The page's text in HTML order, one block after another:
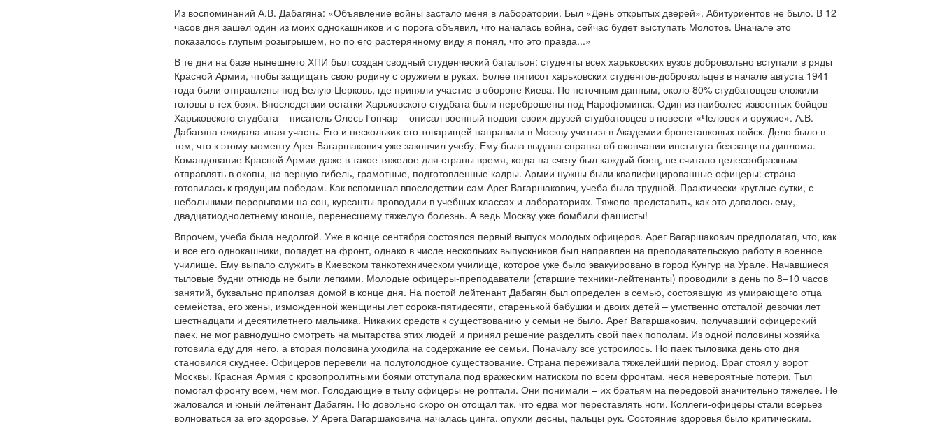
Из воспоминаний А.В. Дабагяна: «Объявление войны застало меня в лаборатории. Был «День открытых дверей». Абитуриентов не было. В 12
часов дня зашел один из моих однокашников и с порога объявил, что началась война, сейчас будет выступать Молотов. Вначале это
показалось глупым розыгрышем, но по его растерянному виду я понял, что это правда...»
В те дни на базе нынешнего ХПИ был создан сводный студенческий батальон: студенты всех харьковских вузов добровольно вступали в ряды
Красной Армии, чтобы защищать свою родину с оружием в руках. Более пятисот харьковских студентов-добровольцев в начале августа 1941
года были отправлены под Белую Церковь, где приняли участие в обороне Киева. По неточным данным, около 80% студбатовцев сложили
головы в тех боях. Впоследствии остатки Харьковского студбата были переброшены под Нарофоминск. Один из наиболее известных бойцов
Харьковского студбата – писатель Олесь Гончар – описал военный подвиг своих друзей-студбатовцев в повести «Человек и оружие». А.В.
Дабагяна ожидала иная участь. Его и нескольких его товарищей направили в Москву учиться в Академии бронетанковых войск. Дело было в
том, что к этому моменту Арег Вагаршакович уже закончил учебу. Ему была выдана справка об окончании института без защиты диплома.
Командование Красной Армии даже в такое тяжелое для страны время, когда на счету был каждый боец, не считало целесообразным
отправлять в окопы, на верную гибель, грамотные, подготовленные кадры. Армии нужны были квалифицированные офицеры: страна
готовилась к грядущим победам. Как вспоминал впоследствии сам Арег Вагаршакович, учеба была трудной. Практически круглые сутки, с
небольшими перерывами на сон, курсанты проводили в учебных классах и лабораториях. Тяжело представить, как это давалось ему,
двадцатиоднолетнему юноше, перенесшему тяжелую болезнь. А ведь Москву уже бомбили фашисты!
Впрочем, учеба была недолгой. Уже в конце сентября состоялся первый выпуск молодых офицеров. Арег Вагаршакович предполагал, что, как
и все его однокашники, попадет на фронт, однако в числе нескольких выпускников был направлен на преподавательскую работу в военное
училище. Ему выпало служить в Киевском танкотехническом училище, которое уже было эвакуировано в город Кунгур на Урале. Начавшиеся
тыловые будни отнюдь не были легкими. Молодые офицеры-преподаватели (старшие техники-лейтенанты) проводили в день по 8–10 часов
занятий, буквально приползая домой в конце дня. На постой лейтенант Дабагян был определен в семью, состоявшую из умирающего отца
семейства, его жены, изможденной женщины лет сорока-пятидесяти, старенькой бабушки и двоих детей – умственно отсталой девочки лет
шестнадцати и десятилетнего мальчика. Никаких средств к существованию у семьи не было. Арег Вагаршакович, получавший офицерский
паек, не мог равнодушно смотреть на мытарства этих людей и принял решение разделить свой паек пополам. Из одной половины хозяйка
готовила еду для него, а вторая половина уходила на содержание ее семьи. Поначалу все устроилось. Но паек тыловика день ото дня
становился скуднее. Офицеров перевели на полуголодное существование. Страна переживала тяжелейший период. Враг стоял у ворот
Москвы, Красная Армия с кровопролитными боями отступала под вражеским натиском по всем фронтам, неся невероятные потери. Тыл
помогал фронту всем, чем мог. Голодающие в тылу офицеры не роптали. Они понимали – их братьям на передовой значительно тяжелее. Не
жаловался и юный лейтенант Дабагян. Но довольно скоро он отощал так, что едва мог переставлять ноги. Коллеги-офицеры стали всерьез
волноваться за его здоровье. У Арега Вагаршаковича началась цинга, опухли десны, пальцы рук. Состояние здоровья было критическим.